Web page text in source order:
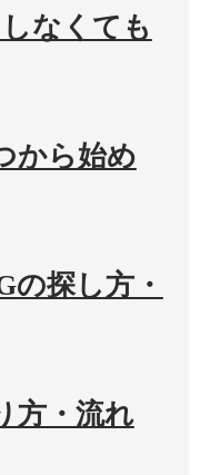
なくても
から始め
の探し方・
方・流れ